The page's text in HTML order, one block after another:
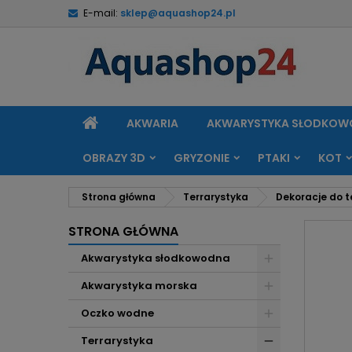
E-mail: sklep@aquashop24.pl
STRONAAKWARIA AKWARYSTYKA
OBRAZY 3D GRYZONIE PTAKI KOT
Strona główna Terrarystyka Dekoracje do
STRONA GŁÓWNA
Akwarystyka słodkowodna
Akwarystyka morska
Oczko wodne
Terrarystyka